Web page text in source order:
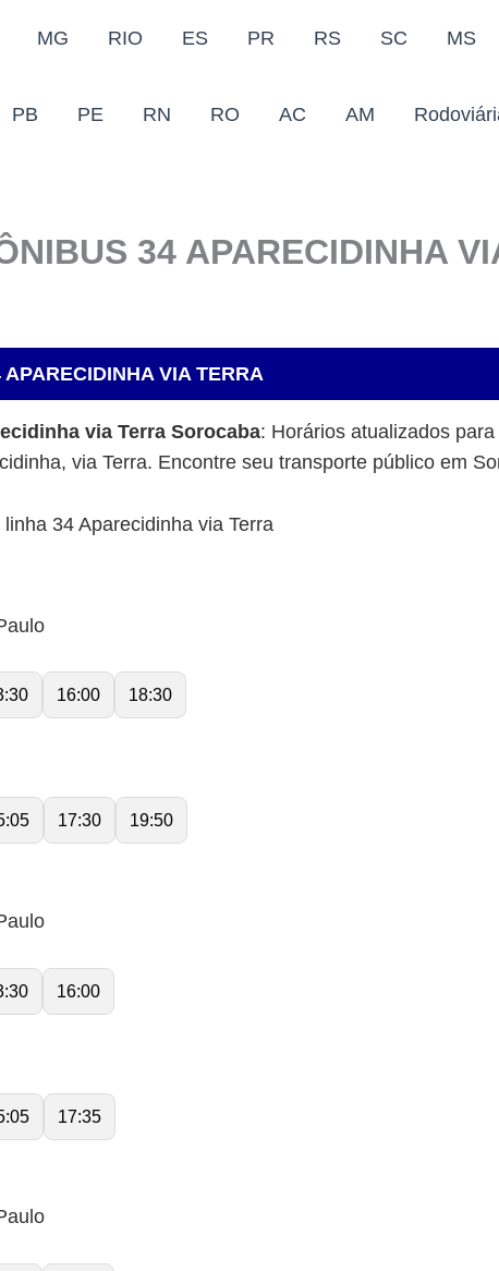
MG RIO ES PR RS SC MS
PB PE RN RO AC AM
34 APARECIDINHA
VIA TERRA
via Terra Sorocaba: Horários atualizados
via Terra. Encontre seu transporte público em
34 Aparecidinha via Terra
16:00 18:30
17:30 19:50
16:00
17:35